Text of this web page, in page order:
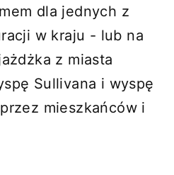
dla jednych z
w kraju - lub na
z miasta
Sullivana i wyspę
mieszkańców i